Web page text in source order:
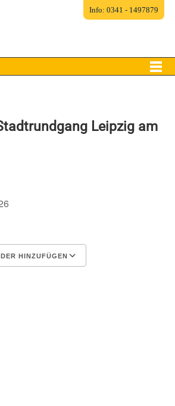
Leipzig am
HINZUFÜGEN
Info: 0341 - 1497879